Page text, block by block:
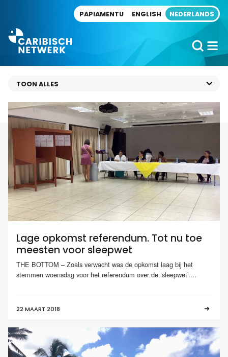
PAPIAMENTU ENGLISH NEDERLANDS
Lage opkomst referendum. Tot nu toe
meesten voor sleepwet
THE BOTTOM – Zoals verwacht was de opkomst laag bij het
stemmen woensdag voor het referendum over de ‘sleepwet’....
22 MAART 2018